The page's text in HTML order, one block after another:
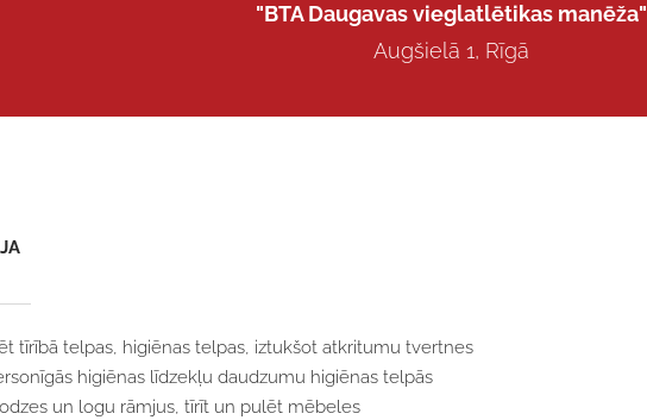
"BTA Daugavas vieglatlētikas manēža"
Augšielā 1, Rīgā
tīrībā telpas, higiēnas telpas, iztukšot atkritumu tvertnes
higiēnas līdzekļu daudzumu higiēnas telpās
un logu rāmjus, tīrīt un pulēt mēbeles